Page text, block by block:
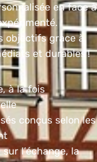
en face à
objectifs grace à
et durables !
à la fois
conçus selon les
l’échange, la